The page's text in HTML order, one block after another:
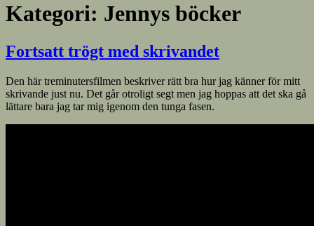
Kategori: Jennys böcker
Fortsatt trögt med skrivandet
Den här treminutersfilmen beskriver rätt bra hur jag känner för mitt
skrivande just nu. Det går otroligt segt men jag hoppas att det ska gå
lättare bara jag tar mig igenom den tunga fasen.